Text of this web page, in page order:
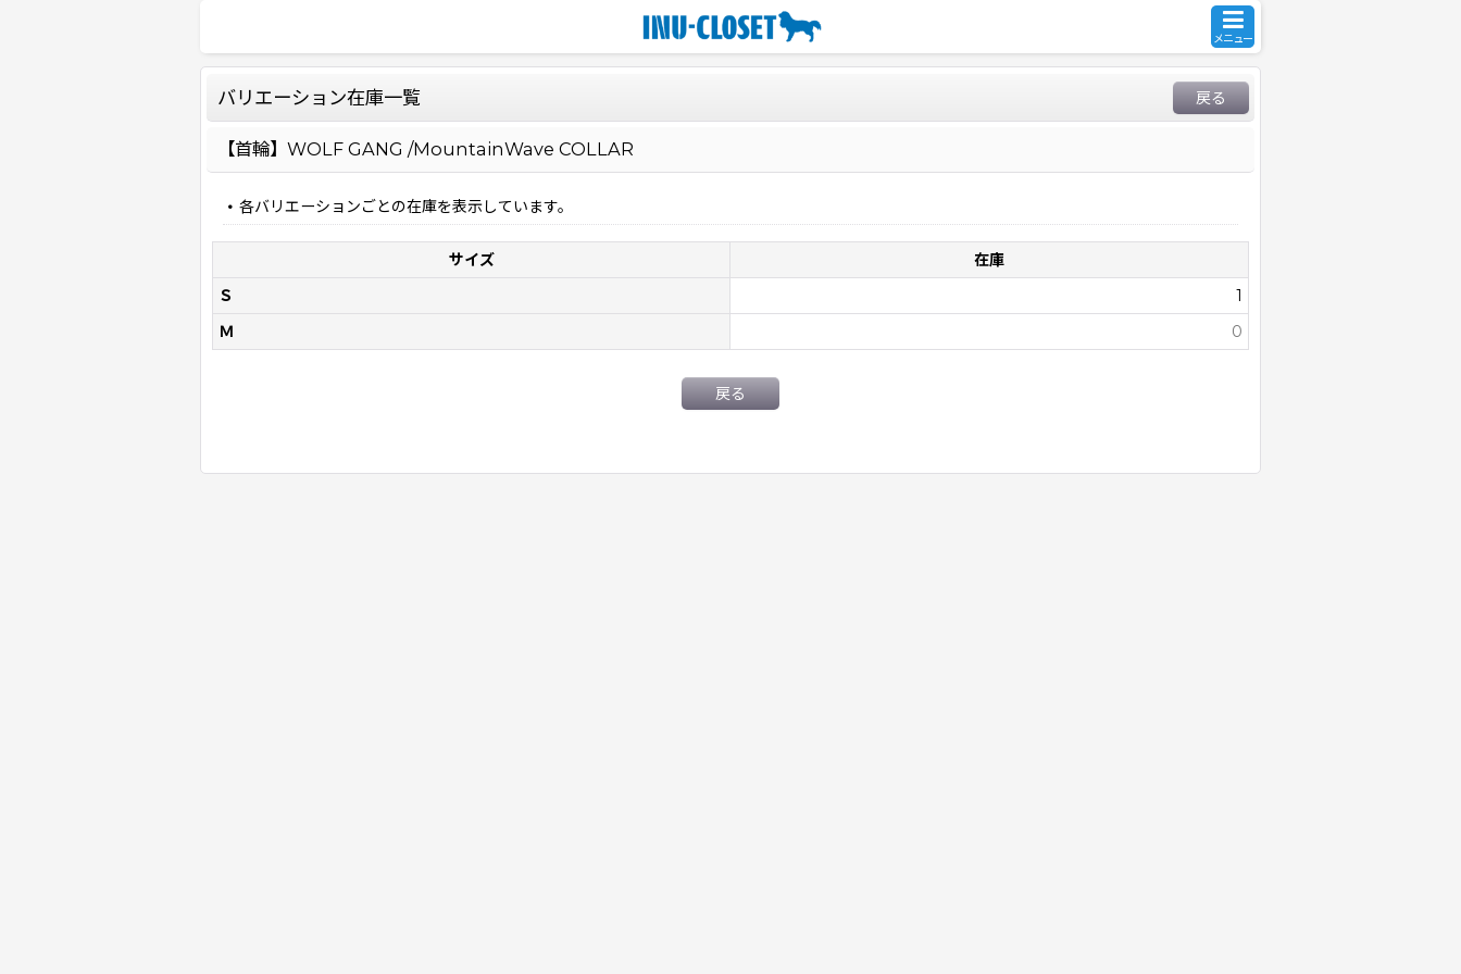
メニュー
バリエーション在庫一覧 戻る
【首輪】WOLF GANG /MountainWave COLLAR
各バリエーションごとの在庫を表示しています。
サイズ
在庫
Ｓ
1
Ｍ
0
戻る